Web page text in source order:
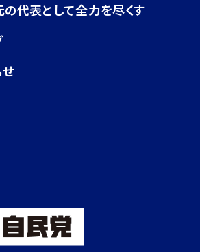
代表として全力を尽くす